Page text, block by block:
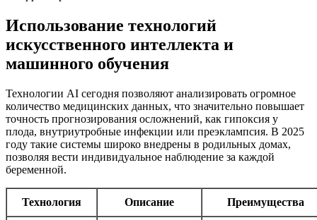
Использование технологий
искусственного интеллекта и
машинного обучения
Технологии AI сегодня позволяют анализировать огромное
количество медицинских данных, что значительно повышает
точность прогнозирования осложнений, как гипоксия у
плода, внутриутробные инфекции или преэклампсия. В 2025
году такие системы широко внедрены в родильных домах,
позволяя вести индивидуальное наблюдение за каждой
беременной.
Технология Описание Преимущества